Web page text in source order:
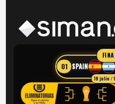
01 SPAIN
19 julio /